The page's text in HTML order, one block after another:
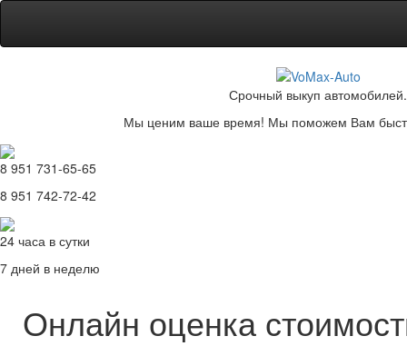
Срочный выкуп автомобилей.
Мы ценим ваше время! Мы поможем Вам
8 951 731-65-65
8 951 742-72-42
24 часа в сутки
7 дней в неделю
Онлайн оценка